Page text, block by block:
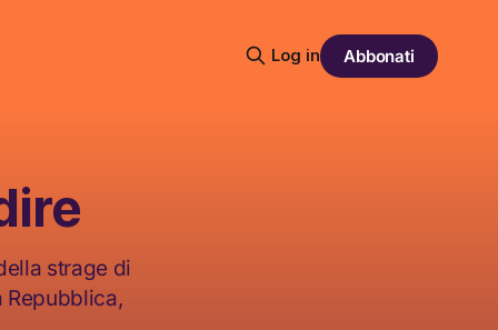
Log in Abbonati
strage di
Repubblica,